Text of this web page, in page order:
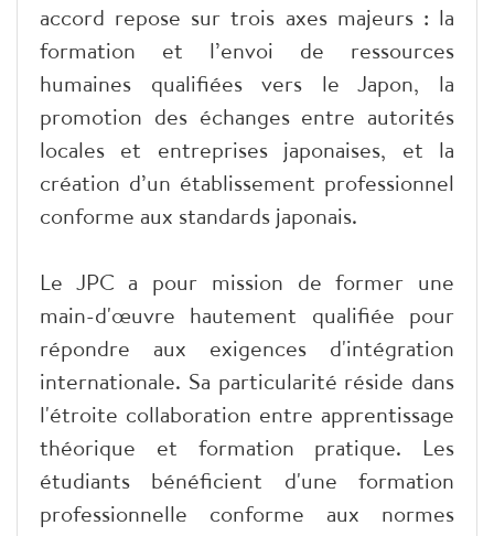
accord repose sur trois axes majeurs : la
formation et l’envoi de ressources
humaines qualifiées vers le Japon, la
promotion des échanges entre autorités
locales et entreprises japonaises, et la
création d’un établissement professionnel
conforme aux standards japonais.
Le JPC a pour mission de former une
main-d'œuvre hautement qualifiée pour
répondre aux exigences d'intégration
internationale. Sa particularité réside dans
l'étroite collaboration entre apprentissage
théorique et formation pratique. Les
étudiants bénéficient d'une formation
professionnelle conforme aux normes